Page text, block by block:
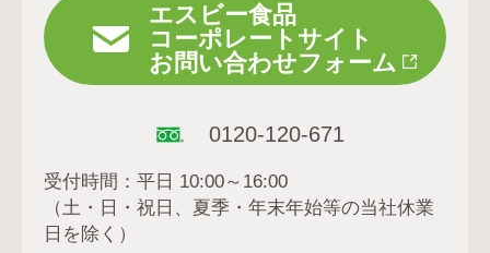
エスビー食品
コーポレートサイト
お問い合わせフォーム
0120-120-671
受付時間：平日 10:00～16:00
（土・日・祝日、夏季・年末年始等の当社休業
日を除く）